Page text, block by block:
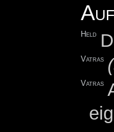
Held
Vatras
Vatras